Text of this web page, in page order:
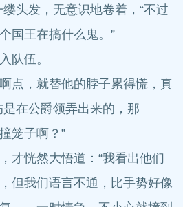
头发，无意识地卷着，“不过
国王在搞什么鬼。”
队伍。
点，就替他的脖子累得慌，真
在公爵领弄出来的，那
笼子啊？”
才恍然大悟道：“我看出他们
但我们语言不通，比手势好像